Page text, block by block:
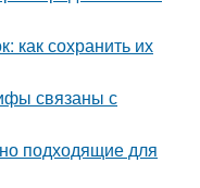
как сохранить их
связаны с
подходящие для